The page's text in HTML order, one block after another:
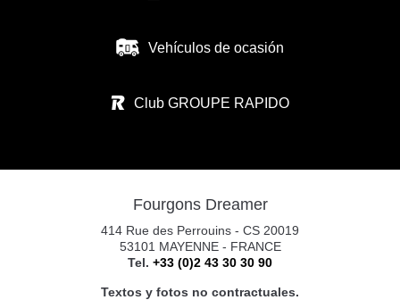
CARAVANAS EUROPEAS SL
31119 IMARCOAIN
CARAVANAS EUROPEAS PAMPLONA S.
POL. CIUDAD D. TRANSP. C/RIO ARGA 2
31119 IMARCOAIN (PAMPLONA)
Tel. +34 675 945 483
Vehículos de ocasión
Club GROUPE RAPIDO
Fourgons Dreamer
414 Rue des Perrouins - CS 20019
53101 MAYENNE - FRANCE
Tel. +33 (0)2 43 30 30 90
Textos y fotos no contractuales.